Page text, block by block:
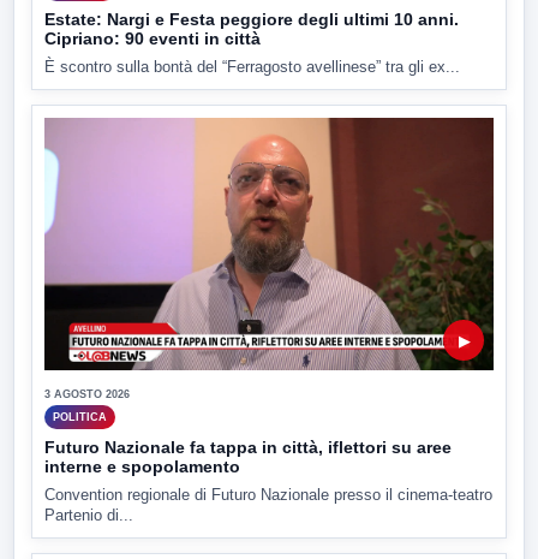
Estate: Nargi e Festa peggiore degli ultimi 10 anni.
Cipriano: 90 eventi in città
È scontro sulla bontà del “Ferragosto avellinese” tra gli ex...
▶
3 AGOSTO 2026
POLITICA
Futuro Nazionale fa tappa in città, iflettori su aree
interne e spopolamento
Convention regionale di Futuro Nazionale presso il cinema-teatro
Partenio di...